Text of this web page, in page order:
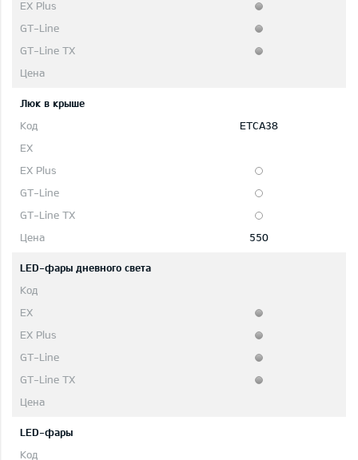
Люк в крыше
ETCA38
550
LED-фары дневного света
LED-фары